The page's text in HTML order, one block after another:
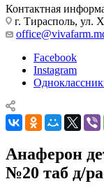
Контактная
г. Тирасполь, ул.
Facebook
Instagram
Анаферон
№20 таб д/